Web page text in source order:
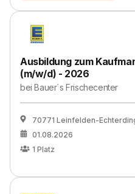
Ausbildung zum
(m/w/d) - 2026
beiBauer´s Frischecenter
70771 Leinfelden-
01.08.2026
1 Platz